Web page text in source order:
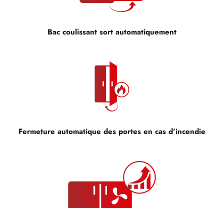
Bac coulissant sort automatiquement
Fermeture automatique des portes en cas d’incendie